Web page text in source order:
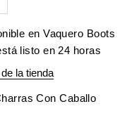
en Vaquero Boots
listo en 24 horas
la tienda
Con Caballo